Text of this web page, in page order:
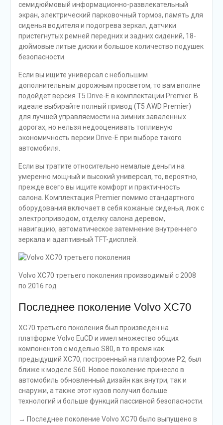
семидюймовый информационно-развлекательный
экран, электрический парковочный тормоз, память для
сиденья водителя и подогрева зеркал, датчики
пристегнутых ремней передних и задних сидений, 18-
дюймовые литые диски и большое количество подушек
безопасности.
Если вы ищите универсал с небольшим
дополнительным дорожным просветом, то вам вполне
подойдет версия T5 Drive-E в комплектации Premier. В
идеале выбирайте полный привод (T5 AWD Premier)
для лучшей управляемости на зимних заваленных
дорогах, но нельзя недооценивать топливную
экономичность версии Drive-E при выборе такого
автомобиля.
Если вы тратите относительно немалые деньги на
умеренно мощный и высокий универсал, то, вероятно,
прежде всего вы ищите комфорт и практичность
салона. Комплектация Premier помимо стандартного
оборудования включает в себя кожаные сиденья, люк с
электроприводом, отделку салона деревом,
навигацию, автоматическое затемнение внутреннего
зеркала и адаптивный TFT-дисплей.
Volvo XC70 третьего поколения производимый с 2008
по 2016 год
Последнее поколение Volvo XC70
XC70 третьего поколения был произведен на
платформе Volvo EuCD и имел множество общих
компонентов с моделью S80, в то время как
предыдущий XC70, построенный на платформе P2, был
ближе к моделе S60. Новое поколение принесло в
автомобиль обновленный дизайн как внутри, так и
снаружи, а также этот кузов получил больше
технологий и больше функций пассивной безопасности.
→ Последнее поколение Volvo XC70 было выпущено в